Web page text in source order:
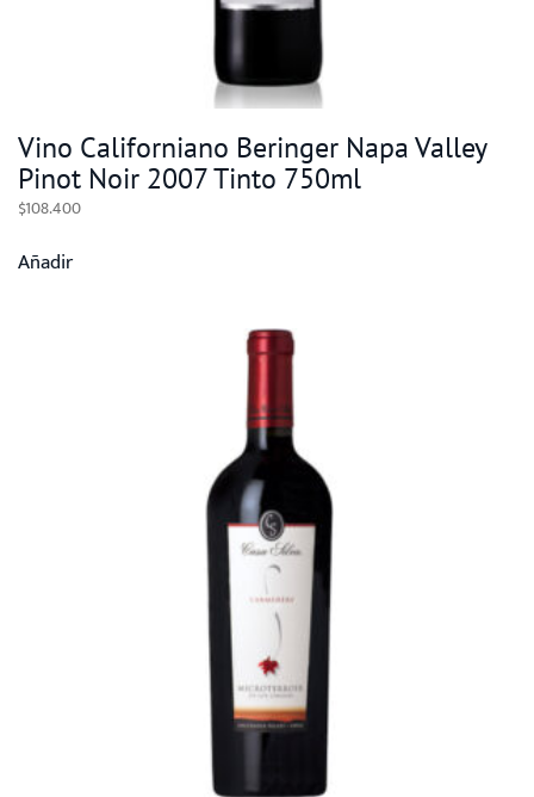
Vino Californiano Beringer Napa Valley
Pinot Noir 2007 Tinto 750ml
$108.400
Añadir